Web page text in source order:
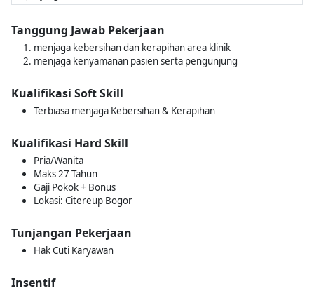
Tanggung Jawab Pekerjaan
menjaga kebersihan dan kerapihan area klinik
menjaga kenyamanan pasien serta pengunjung
Kualifikasi Soft Skill
Terbiasa menjaga Kebersihan & Kerapihan
Kualifikasi Hard Skill
Pria/Wanita
Maks 27 Tahun
Gaji Pokok + Bonus
Lokasi: Citereup Bogor
Tunjangan Pekerjaan
Hak Cuti Karyawan
Insentif